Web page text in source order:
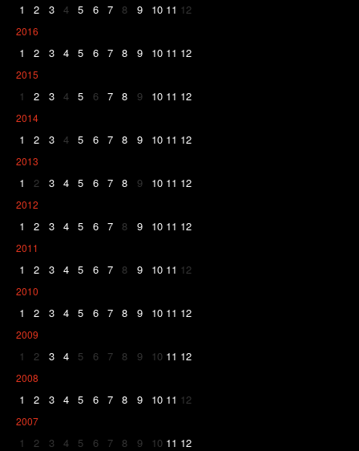
1 2 3 4 5 6 7 8 9 10 11 12
2016
1 2 3 4 5 6 7 8 9 10 11 12
2015
1 2 3 4 5 6 7 8 9 10 11 12
2014
1 2 3 4 5 6 7 8 9 10 11 12
2013
1 2 3 4 5 6 7 8 9 10 11 12
2012
1 2 3 4 5 6 7 8 9 10 11 12
2011
1 2 3 4 5 6 7 8 9 10 11 12
2010
1 2 3 4 5 6 7 8 9 10 11 12
2009
1 2 3 4 5 6 7 8 9 10 11 12
2008
1 2 3 4 5 6 7 8 9 10 11 12
2007
1 2 3 4 5 6 7 8 9 10 11 12